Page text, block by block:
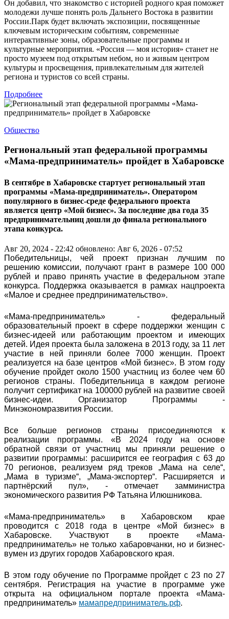
Он добавил, что знакомство с историей родного края поможет
молодежи лучше понять роль Дальнего Востока в развитии
России.Парк будет включать экспозиции, посвященные
ключевым историческим событиям, современные
интерактивные зоны, образовательные программы и
культурные мероприятия. «Россия — моя история» станет не
просто музеем под открытым небом, но и живым центром
культуры и просвещения, привлекательным для жителей
региона и туристов со всей страны.
Подробнее
Общество
Региональный этап федеральной программы
«Мама-предприниматель» пройдет в Хабаровске
В сентябре в Хабаровске стартует региональный этап
программы «Мама-предприниматель». Оператором
популярного в бизнес-среде федерального проекта
является центр «Мой бизнес». За последние два года 35
предпринимательниц дошли до финала регионального
этапа конкурса.
Авг 20, 2024 - 22:42 обновлено: Авг 6, 2026 - 07:52
Победительницы, чей проект признан лучшим по
решению комиссии, получают грант в размере 100 000
рублей и право принять участие в федеральном этапе
конкурса. Поддержка оказывается в рамках нацпроекта
«Малое и среднее предпринимательство».
«Мама-предприниматель» - федеральный
образовательный проект в сфере поддержки женщин с
бизнес-идеей или работающим проектом и имеющих
детей. Идея проекта была заложена в 2013 году, за 11 лет
участие в ней приняли более 7000 женщин. Проект
реализуется на базе центров «Мой бизнес». В этом году
обучение пройдет около 1500 участниц из более чем 60
регионов страны. Победительница в каждом регионе
получит сертификат на 100000 рублей на развитие своей
бизнес-идеи. Организатор Программы -
Минэкономразвития России.
Все больше регионов страны присоединяются к
реализации программы. «В 2024 году на основе
обратной связи от участниц мы приняли решение о
развитии программы: расширится ее география с 63 до
70 регионов, реализуем ряд треков „Мама на селе“,
„Мама в туризме“, „Мама-экспортер“. Расширяется и
партнёрский пул», - отмечает замминистра
экономического развития РФ Татьяна Илюшникова.
«Мама-предприниматель» в Хабаровском крае
проводится с 2018 года в центре «Мой бизнес» в
Хабаровске. Участвуют в проекте «Мама-
предприниматель» не только хабаровчанки, но и бизнес-
вумен из других городов Хабаровского края.
В этом году обучение по Программе пройдет с 23 по 27
сентября. Регистрация на участие в программе уже
открыта на официальном портале проекта «Мама-
предприниматель» мамапредприниматель.рф.